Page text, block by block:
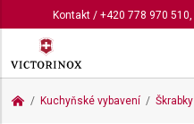
Kontakt/ +420 778 970 510,
Kuchyňské vybavení Škrabky